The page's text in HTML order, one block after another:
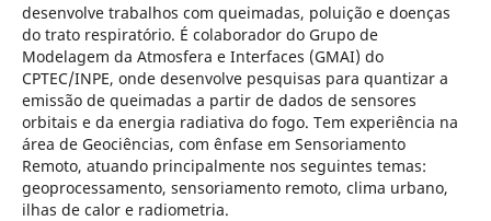
desenvolve trabalhos com queimadas, poluição e doenças
do trato respiratório. É colaborador do Grupo de
Modelagem da Atmosfera e Interfaces (GMAI) do
CPTEC/INPE, onde desenvolve pesquisas para quantizar a
emissão de queimadas a partir de dados de sensores
orbitais e da energia radiativa do fogo. Tem experiência na
área de Geociências, com ênfase em Sensoriamento
Remoto, atuando principalmente nos seguintes temas:
geoprocessamento, sensoriamento remoto, clima urbano,
ilhas de calor e radiometria.